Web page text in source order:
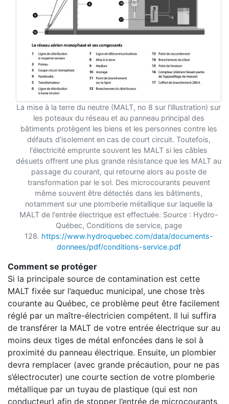
La mise à la terre du neutre (MALT, no 8 sur l'illustration) sur
les poteaux du réseau et au panneau principal des
bâtiments protègent les biens et les personnes contre les
défauts d’isolement en cas de court circuit. Toutefois,
l'électricité emprunte souvent les MALT si les câbles
désuets offrent une plus grande résistance que les MALT au
passage du courant, qui retourne alors au poste de
transformation par le sol. Des microcourants peuvent
même souvent être détectés dans les bâtiments,
notamment sur une plomberie métallique sur laquelle la
MALT de l'entrée électrique est effectuée. Source : Hydro-
Québec, Conditions de service, page
128. https://www.hydroquebec.com/data/documents-
donnees/pdf/conditions-service.pdf
Comment se protéger
Si la principale source de contamination est cette
MALT fixée sur l’aqueduc municipal, une chose très
courante au Québec, ce problème peut être facilement
réglé par un maître-électricien compétent. Il lui suffira
de transférer la MALT de votre entrée électrique sur au
moins deux tiges de métal enfoncées dans le sol à
proximité du panneau électrique. Ensuite, un plombier
devra remplacer (avec grande précaution, pour ne pas
s’électrocuter) une courte section de votre plomberie
métallique par un tuyau de plastique (qui est non
conducteur) afin de stopper l’entrée de microcourants